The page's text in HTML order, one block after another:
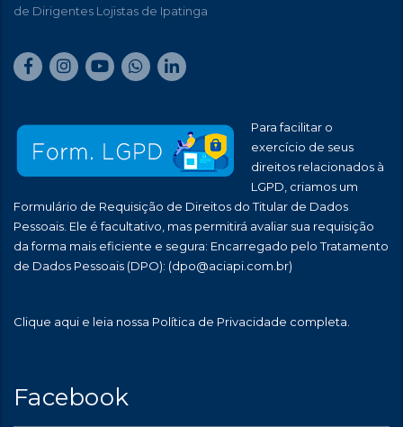
de Dirigentes Lojistas de Ipatinga
Para facilitar o
exercício de seus
direitos relacionados à
LGPD, criamos um
Formulário de Requisição de Direitos do Titular de Dados
Pessoais. Ele é facultativo, mas permitirá avaliar sua requisição
da forma mais eficiente e segura: Encarregado pelo Tratamento
de Dados Pessoais (DPO): (dpo@aciapi.com.br)
Clique aqui e leia nossa Política de Privacidade completa.
Facebook